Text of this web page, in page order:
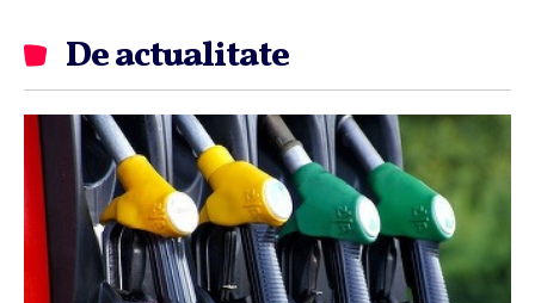
De actualitate